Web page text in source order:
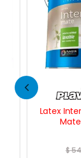
Latex
Mate